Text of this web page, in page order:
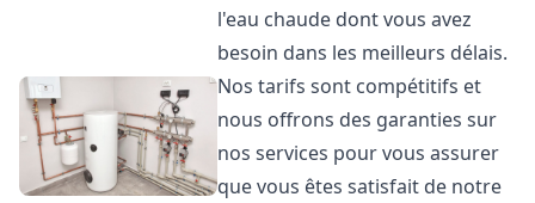
l'eau chaude dont vous avez
besoin dans les meilleurs délais.
Nos tarifs sont compétitifs et
nous offrons des garanties sur
nos services pour vous assurer
que vous êtes satisfait de notre